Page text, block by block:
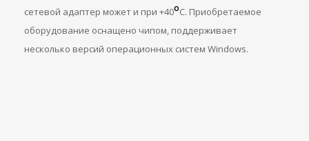
сетевой адаптер может и при +40oС. Приобретаемое
оборудование оснащено чипом, поддерживает
несколько версий операционных систем Windows.